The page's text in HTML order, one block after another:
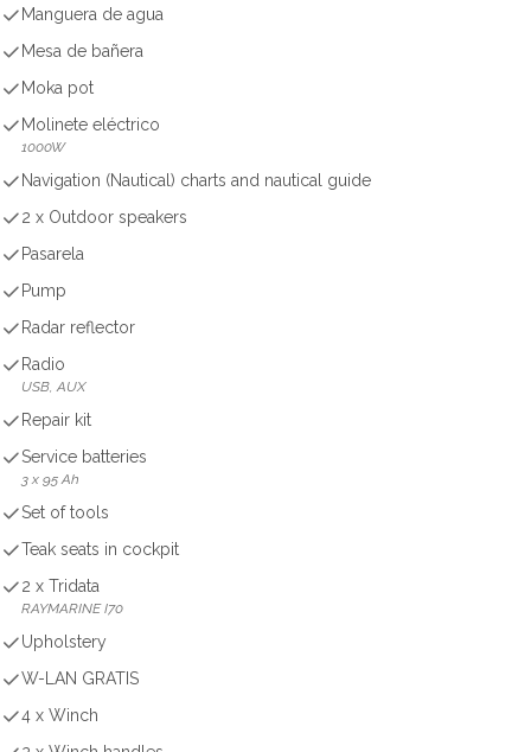
Manguera de agua
Mesa de bañera
Moka pot
Molinete eléctrico
1000W
Navigation (Nautical) charts and nautical guide
2 x Outdoor speakers
Pasarela
Pump
Radar reflector
Radio
USB, AUX
Repair kit
Service batteries
3 x 95 Ah
Set of tools
Teak seats in cockpit
2 x Tridata
RAYMARINE I70
Upholstery
W-LAN GRATIS
4 x Winch